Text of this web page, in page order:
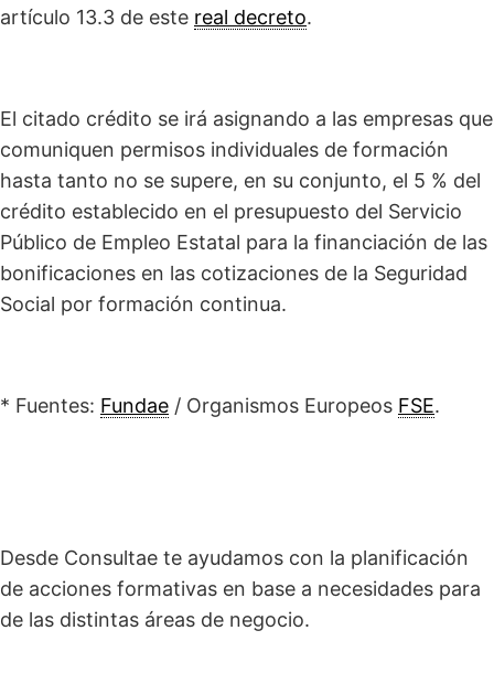
artículo 13.3 de este real decreto.
El citado crédito se irá asignando a las empresas que
comuniquen permisos individuales de formación
hasta tanto no se supere, en su conjunto, el 5 % del
crédito establecido en el presupuesto del Servicio
Público de Empleo Estatal para la financiación de las
bonificaciones en las cotizaciones de la Seguridad
Social por formación continua.
* Fuentes: Fundae / Organismos Europeos FSE.
Desde Consultae te ayudamos con la planificación
de acciones formativas en base a necesidades para
de las distintas áreas de negocio.